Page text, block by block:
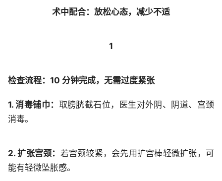
术中配合：放松心态，减少不适
1
检查流程：10 分钟完成，无需过度紧张
1. 消毒铺巾： 取膀胱截石位，医生对外阴、阴道、宫颈
消毒。
2. 扩张宫颈： 若宫颈较紧，会先用扩宫棒轻微扩张，可
能有轻微坠胀感。